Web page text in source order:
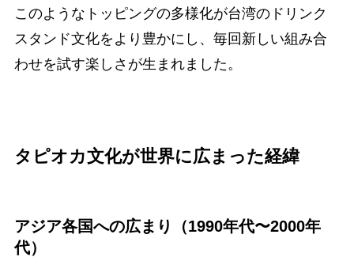
このようなトッピングの多様化が台湾のドリンク
スタンド文化をより豊かにし、毎回新しい組み合
わせを試す楽しさが生まれました。
タピオカ文化が世界に広まった経緯
アジア各国への広まり（1990年代〜2000年
代）